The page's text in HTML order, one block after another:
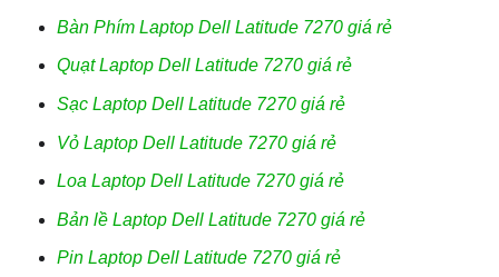
Bàn Phím Laptop Dell Latitude 7270 giá rẻ
Quạt Laptop Dell Latitude 7270 giá rẻ
Sạc Laptop Dell Latitude 7270 giá rẻ
Vỏ Laptop Dell Latitude 7270 giá rẻ
Loa Laptop Dell Latitude 7270 giá rẻ
Bản lề Laptop Dell Latitude 7270 giá rẻ
Pin Laptop Dell Latitude 7270 giá rẻ